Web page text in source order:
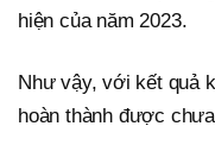
hiện của năm 2023.
Như vậy, với kết quả
hoàn thành được